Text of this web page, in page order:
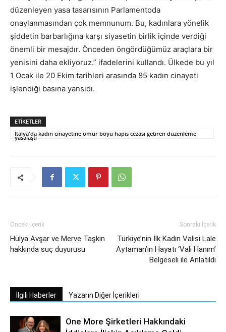
düzenleyen yasa tasarısının Parlamentoda
onaylanmasından çok memnunum. Bu, kadınlara yönelik
şiddetin barbarlığına karşı siyasetin birlik içinde verdiği
önemli bir mesajdır. Önceden öngördüğümüz araçlara bir
yenisini daha ekliyoruz.” ifadelerini kullandı. Ülkede bu yıl
1 Ocak ile 20 Ekim tarihleri arasında 85 kadın cinayeti
işlendiği basına yansıdı.
ETIKETLER
İtalya'da kadın cinayetine ömür boyu hapis cezası getiren düzenleme
yasalaştı
Önceki İçerik
Hülya Avşar ve Merve Taşkın
hakkında suç duyurusu
Sonraki İçerik
Türkiye’nin İlk Kadın Valisi Lale
Aytaman’ın Hayatı ‘Vali Hanım’
Belgeseli ile Anlatıldı
İlgili Haberler Yazarın Diğer İçerikleri
One More Şirketleri Hakkındaki